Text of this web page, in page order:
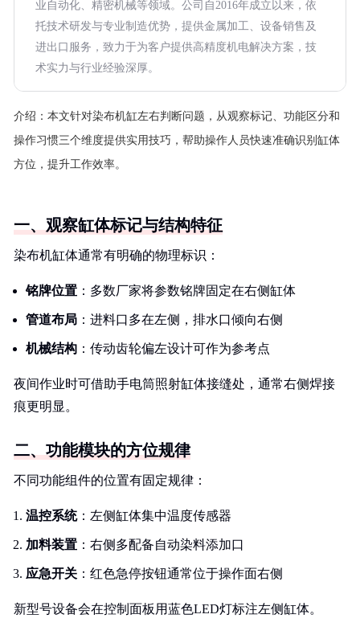
业自动化、精密机械等领域。公司自2016年成立以来，依
托技术研发与专业制造优势，提供金属加工、设备销售及
进出口服务，致力于为客户提供高精度机电解决方案，技
术实力与行业经验深厚。
介绍： 本文针对染布机缸左右判断问题，从观察标记、功能区分和
操作习惯三个维度提供实用技巧，帮助操作人员快速准确识别缸体
方位，提升工作效率。
一、观察缸体标记与结构特征
染布机缸体通常有明确的物理标识：
铭牌位置 ：多数厂家将参数铭牌固定在右侧缸体
管道布局 ：进料口多在左侧，排水口倾向右侧
机械结构 ：传动齿轮偏左设计可作为参考点
夜间作业时可借助手电筒照射缸体接缝处，通常右侧焊接
痕更明显。
二、功能模块的方位规律
不同功能组件的位置有固定规律：
温控系统：左侧缸体集中温度传感器
加料装置 ：右侧多配备自动染料添加口
应急开关 ：红色急停按钮通常位于操作面右侧
新型号设备会在控制面板用蓝色LED灯标注左侧缸体。